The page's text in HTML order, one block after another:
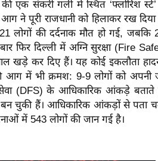
की एक संकरी गली में स्थित ‘फ्लोरिश
ने पूरी राजधानी को हिलाकर रख
लोगों की दर्दनाक मौत हो गई,
फिर दिल्ली में अग्नि सुरक्षा (Fire
खड़े कर दिए हैं। यह कोई इकलौता
आग में भी क्रमश: 9-9 लोगों को अपनी
(DFS) के आधिकारिक आंकड़े बताते
चुकी हैं।आधिकारिक आंकड़ों से पता
में 543 लोगों की जान गई है।